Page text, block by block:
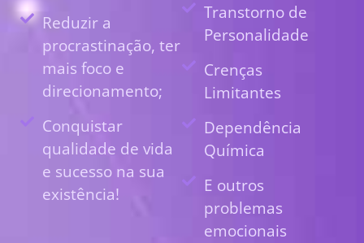
Reduzir a
procrastinação, ter
mais foco e
direcionamento;
Conquistar
qualidade de vida
e sucesso na sua
existência!
Transtorno de
Personalidade
Crenças
Limitantes
Dependência
Química
E outros
problemas
emocionais